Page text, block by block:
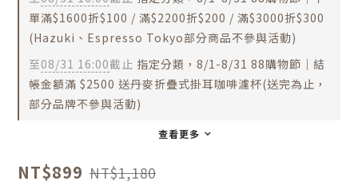
單滿$1600折$100 / 滿$2200折$200 / 滿$3000折$300
(Hazuki、Espresso Tokyo部分商品不參與活動)
至08/31 16:00截止 指定分類，8/1-8/31 88購物節｜結
帳金額滿 $2500 送丹麥折疊式掛耳咖啡濾杯(送完為止，
部分品牌不參與活動)
查看更多
NT$899 NT$1,180